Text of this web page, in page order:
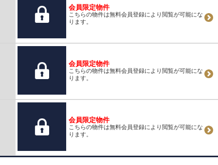
会員限定物件
こちらの物件は無料会員登録により閲覧が可能にな
ります。
会員限定物件
こちらの物件は無料会員登録により閲覧が可能にな
ります。
会員限定物件
こちらの物件は無料会員登録により閲覧が可能にな
ります。